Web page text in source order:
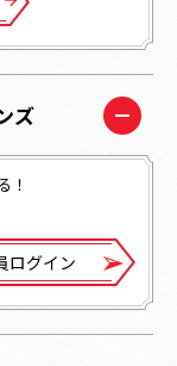
ズ
！
ログイン